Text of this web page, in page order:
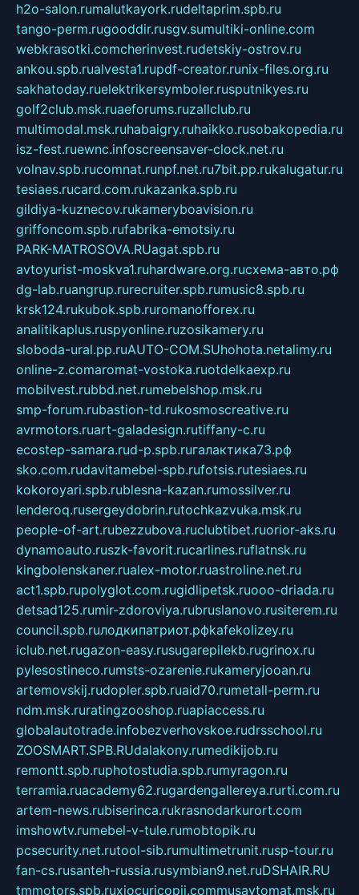
h2o-salon.rumalutkayork.rudeltaprim.spb.ru
tango-perm.rugooddir.rusgv.sumultiki-online.com
webkrasotki.comcherinvest.rudetskiy-ostrov.ru
ankou.spb.rualvesta1.rupdf-creator.runix-files.org.ru
sakhatoday.ruelektrikersymboler.rusputnikyes.ru
golf2club.msk.ruaeforums.ruzallclub.ru
multimodal.msk.ruhabaigry.ruhaikko.rusobakopedia.ru
isz-fest.ruewnc.infoscreensaver-clock.net.ru
volnav.spb.rucomnat.runpf.net.ru7bit.pp.rukalugatur.ru
tesiaes.rucard.com.rukazanka.spb.ru
gildiya-kuznecov.rukameryboavision.ru
griffoncom.spb.rufabrika-emotsiy.ru
PARK-MATROSOVA.RUagat.spb.ru
avtoyurist-moskva1.ruhardware.org.ruсхема-авто.рф
dg-lab.ruangrup.rurecruiter.spb.rumusic8.spb.ru
krsk124.rukubok.spb.ruromanofforex.ru
analitikaplus.ruspyonline.ruzosikamery.ru
sloboda-ural.pp.ruAUTO-COM.SUhohota.netalimy.ru
online-z.comaromat-vostoka.ruotdelkaexp.ru
mobilvest.rubbd.net.rumebelshop.msk.ru
smp-forum.rubastion-td.rukosmoscreative.ru
avrmotors.ruart-galadesign.rutiffany-c.ru
ecostep-samara.rud-p.spb.ruгалактика73.рф
sko.com.rudavitamebel-spb.rufotsis.rutesiaes.ru
kokoroyari.spb.rublesna-kazan.rumossilver.ru
lenderoq.rusergeydobrin.rutochkazvuka.msk.ru
people-of-art.rubezzubova.ruclubtibet.ruorior-aks.ru
dynamoauto.ruszk-favorit.rucarlines.ruflatnsk.ru
kingbolenskaner.rualex-motor.ruastroline.net.ru
act1.spb.rupolyglot.com.rugidlipetsk.ruooo-driada.ru
detsad125.rumir-zdoroviya.rubruslanovo.rusiterem.ru
council.spb.ruлодкипатриот.рфkafekolizey.ru
iclub.net.rugazon-easy.rusugarepilekb.rugrinox.ru
pylesostineco.rumsts-ozarenie.rukameryjooan.ru
artemovskij.rudopler.spb.ruaid70.rumetall-perm.ru
ndm.msk.ruratingzooshop.ruapiaccess.ru
globalautotrade.infobezverhovskoe.rudrsschool.ru
ZOOSMART.SPB.RUdalakony.rumedikijob.ru
remontt.spb.ruphotostudia.spb.rumyragon.ru
terramia.ruacademy62.rugardengallereya.rurti.com.ru
artem-news.rubiserinca.rukrasnodarkurort.com
imshowtv.rumebel-v-tule.rumobtopik.ru
pcsecurity.net.rutool-sib.rumultimetrunit.rusp-tour.ru
fan-cs.rusanteh-russia.rusymbian9.net.ruDSHAIR.RU
tmmotors.spb.ruxjocuricopii.commusavtomat.msk.ru